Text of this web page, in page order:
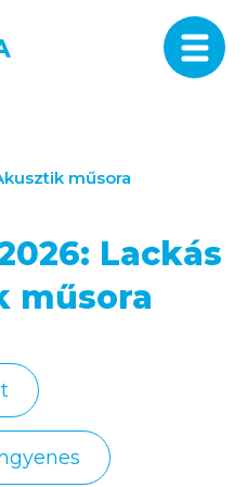
műsora
Lackás
műsora